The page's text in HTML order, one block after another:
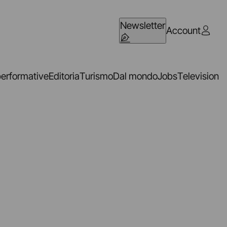
NewsletterAccount
EditoriaTurismoDal mondoJobsTelevision